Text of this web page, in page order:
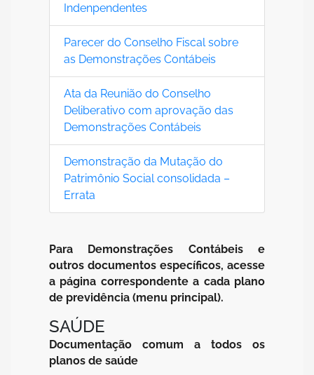
Indenpendentes
Parecer do Conselho Fiscal sobre
as Demonstrações Contábeis
Ata da Reunião do Conselho
Deliberativo com aprovação das
Demonstrações Contábeis
Demonstração da Mutação do
Patrimônio Social consolidada –
Errata
Para Demonstrações Contábeis e
outros documentos específicos, acesse
a página correspondente a cada plano
de previdência (menu principal).
SAÚDE
Documentação comum a todos os
planos de saúde